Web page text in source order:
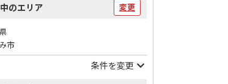
のエリア 変更
市
条件を変更